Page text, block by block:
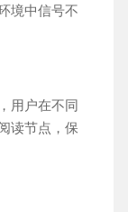
境中信号不
用户在不同
读节点，保